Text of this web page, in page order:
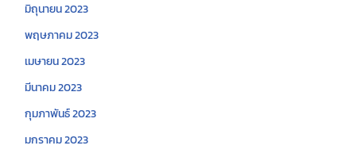
มิถุนายน 2023
พฤษภาคม 2023
เมษายน 2023
มีนาคม 2023
กุมภาพันธ์ 2023
มกราคม 2023